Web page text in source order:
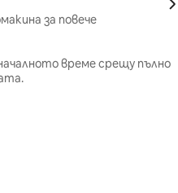
за повече
време срещу пълно